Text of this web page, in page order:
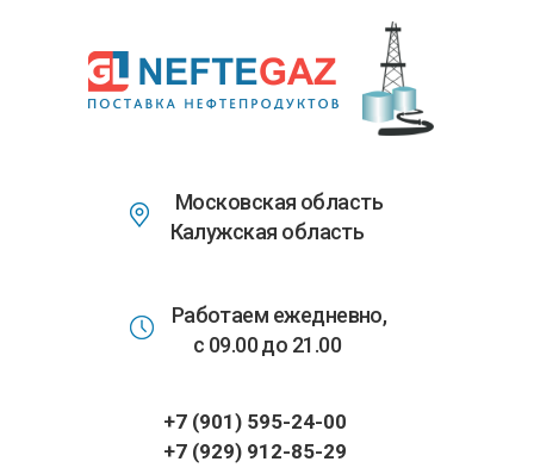
основному
содержанию
Московская область
Калужская область
Работаем ежедневно,
с 09.00 до 21.00
+7 (901) 595-24-00
+7 (929) 912-85-29